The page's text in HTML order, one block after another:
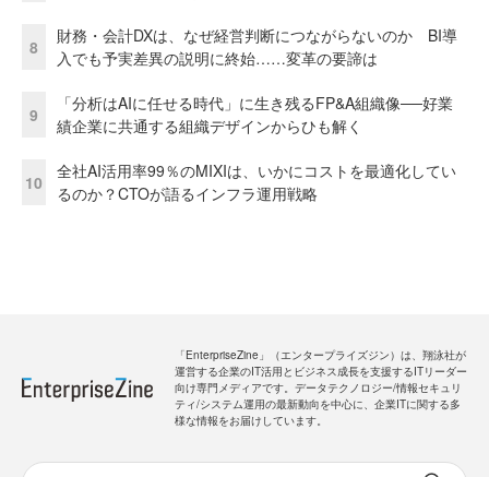
8
財務・会計DXは、なぜ経営判断につながらないのか BI導
入でも予実差異の説明に終始……変革の要諦は
9
「分析はAIに任せる時代」に生き残るFP&A組織像──好業
績企業に共通する組織デザインからひも解く
10
全社AI活用率99％のMIXIは、いかにコストを最適化してい
るのか？CTOが語るインフラ運用戦略
「EnterpriseZine」（エンタープライズジン）は、翔泳社が
運営する企業のIT活用とビジネス成長を支援するITリーダー
向け専門メディアです。データテクノロジー/情報セキュリ
ティ/システム運用の最新動向を中心に、企業ITに関する多
様な情報をお届けしています。